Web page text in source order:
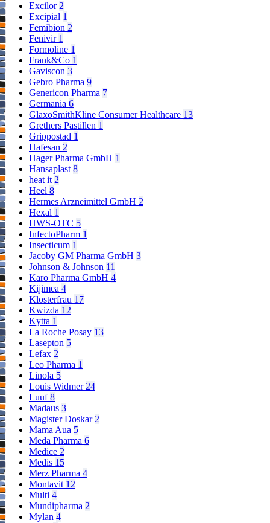
Excilor2
Excipial 1
Femibion 2
Fenivir 1
Formoline 1
Frank&Co 1
Gaviscon 3
Gebro Pharma 9
Genericon Pharma 7
Germania 6
GlaxoSmithKline Consumer Healthcare 13
Grethers Pastillen 1
Grippostad 1
Hafesan 2
Hager Pharma GmbH 1
Hansaplast8
heat it2
Heel 8
Hermes Arzneimittel GmbH 2
Hexal 1
HWS-OTC 5
InfectoPharm 1
Insecticum 1
Jacoby GM Pharma GmbH 3
Johnson & Johnson 11
Karo Pharma GmbH 4
Kijimea 4
Klosterfrau 17
Kwizda 12
Kytta 1
La Roche Posay 13
Lasepton 5
Lefax 2
Leo Pharma 1
Linola 5
Louis Widmer24
Luuf8
Madaus 3
Magister Doskar2
Mama Aua 5
Meda Pharma 6
Medice 2
Medis 15
Merz Pharma 4
Montavit 12
Multi 4
Mundipharma 2
Mylan 4